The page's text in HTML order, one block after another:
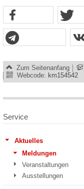
Zum Seitenanfang
Webcode: km154542
Service
Aktuelles
Meldungen
Veranstaltungen
Ausstellungen